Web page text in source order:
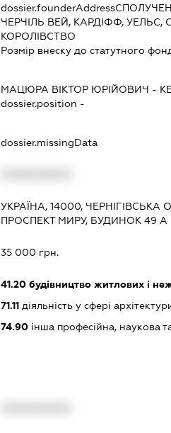
dossier.founderAddress
ЧЕРЧІЛЬ ВЕЙ, КАРДІФФ, УЕЛЬС,
КОРОЛІВСТВО
Розмір внеску до статутного
МАЦЮРА ВІКТОР ЮРІЙОВИЧ -
dossier.position -
dossier.missingData
УКРАЇНА, 14000, ЧЕРНІГІВСЬКА
ПРОСПЕКТ МИРУ, БУДИНОК 49 А
35 000 грн.
41.20будівництво житлових і
71.11діяльність у сфері
74.90інша професійна, наукова та